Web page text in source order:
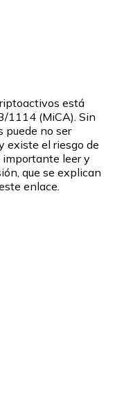
o realiza compras
comprar
está
1114 (MiCA). Sin
puede no ser
existe el riesgo de
importante leer y
que se explican
enlace.